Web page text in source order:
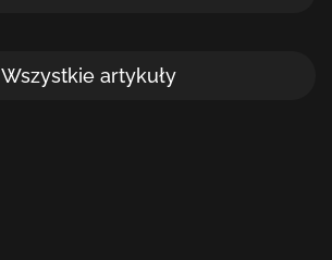
Wszystkie artykuły